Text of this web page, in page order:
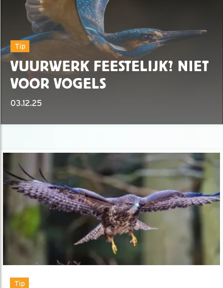
Tip
VUURWERK FEESTELIJK? NIET
VOOR VOGELS
03.12.25
Tip